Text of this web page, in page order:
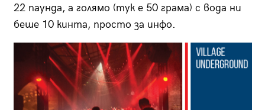
22 паунда, а голямо (тук е 50 грама) с вода ни
беше 10 кинта, просто за инфо.